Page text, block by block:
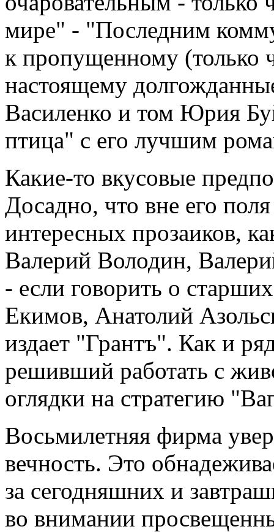
мире" - "Последним
к пропущенному (только
настоящему
Василенко и том Юрия
птица" с его лучшим
Какие-то вкусовые
Досадно, что вне его
интересных прозаиков,
Валерий Володин,
- если говорить о
Екимов, Анатолий
издает "Грантъ". Как и
решивший работать с
оглядки на стратегию
Восьмилетняя фирма
вечность. Это
за сегодняшних и
во внимании